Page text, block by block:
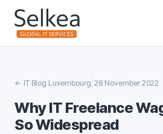
← IT Blog Luxembourg 28 November 2022
Why IT Freelance
So Widespread